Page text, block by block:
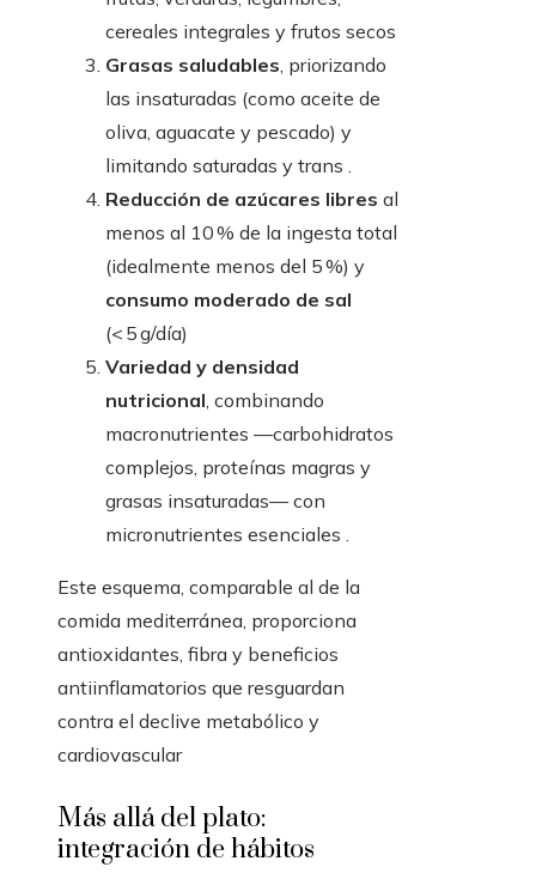
cereales integrales y frutos secos
Grasas saludables, priorizando
las insaturadas (como aceite de
oliva, aguacate y pescado) y
limitando saturadas y trans .
Reducción de azúcares libres al
menos al 10 % de la ingesta total
(idealmente menos del 5 %) y
consumo moderado de sal
(< 5 g/día)
Variedad y densidad
nutricional, combinando
macronutrientes —carbohidratos
complejos, proteínas magras y
grasas insaturadas— con
micronutrientes esenciales .
Este esquema, comparable al de la
comida mediterránea, proporciona
antioxidantes, fibra y beneficios
antiinflamatorios que resguardan
contra el declive metabólico y
cardiovascular
Más allá del plato:
integración de hábitos